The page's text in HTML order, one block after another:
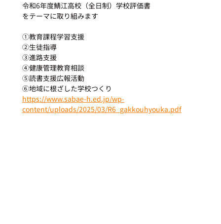
令和6年度鯖江高校（全日制）学校評価書
をテーマに取り組みます
①教育課程学習支援
②生徒指導
③進路支援
④健康管理教育相談
⑤読書支援広報活動
⑥地域に根ざした学校つくり
https://www.sabae-h.ed.jp/wp-
content/uploads/2025/03/R6_gakkouhyouka.pdf